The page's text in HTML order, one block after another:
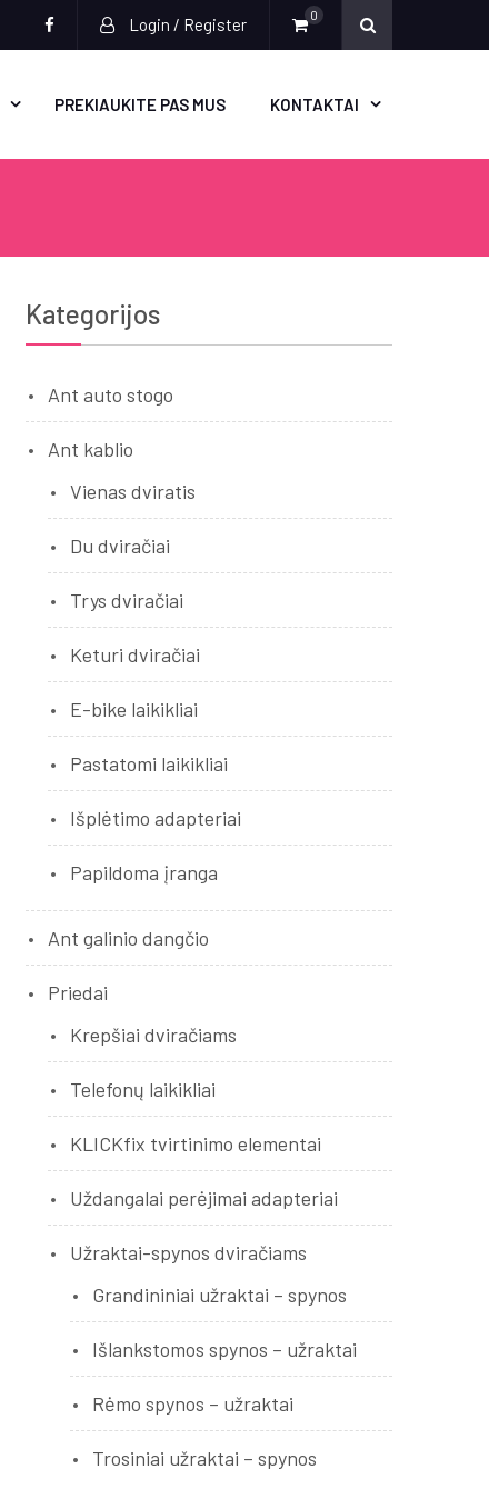
Login / Register 0
PREKIAUKITE PAS MUS KONTAKTAI
Kategorijos
Ant auto stogo
Ant kablio
Vienas dviratis
Du dviračiai
Trys dviračiai
Keturi dviračiai
E-bike laikikliai
Pastatomi laikikliai
Išplėtimo adapteriai
Papildoma įranga
Ant galinio dangčio
Priedai
Krepšiai dviračiams
Telefonų laikikliai
KLICKfix tvirtinimo elementai
Uždangalai perėjimai adapteriai
Užraktai-spynos dviračiams
Grandininiai užraktai – spynos
Išlankstomos spynos – užraktai
Rėmo spynos – užraktai
Trosiniai užraktai – spynos